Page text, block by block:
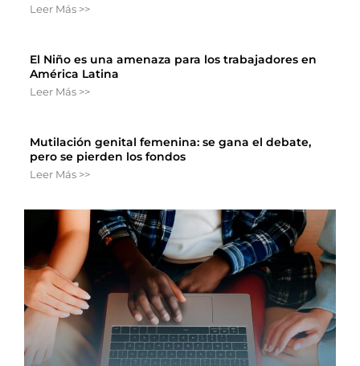
Leer Más >>
El Niño es una amenaza para los trabajadores en
América Latina
Leer Más >>
Mutilación genital femenina: se gana el debate,
pero se pierden los fondos
Leer Más >>